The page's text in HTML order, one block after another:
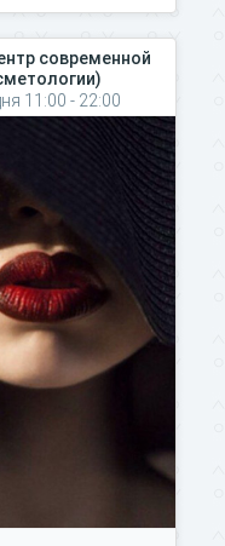
современной
11:00 - 22:00